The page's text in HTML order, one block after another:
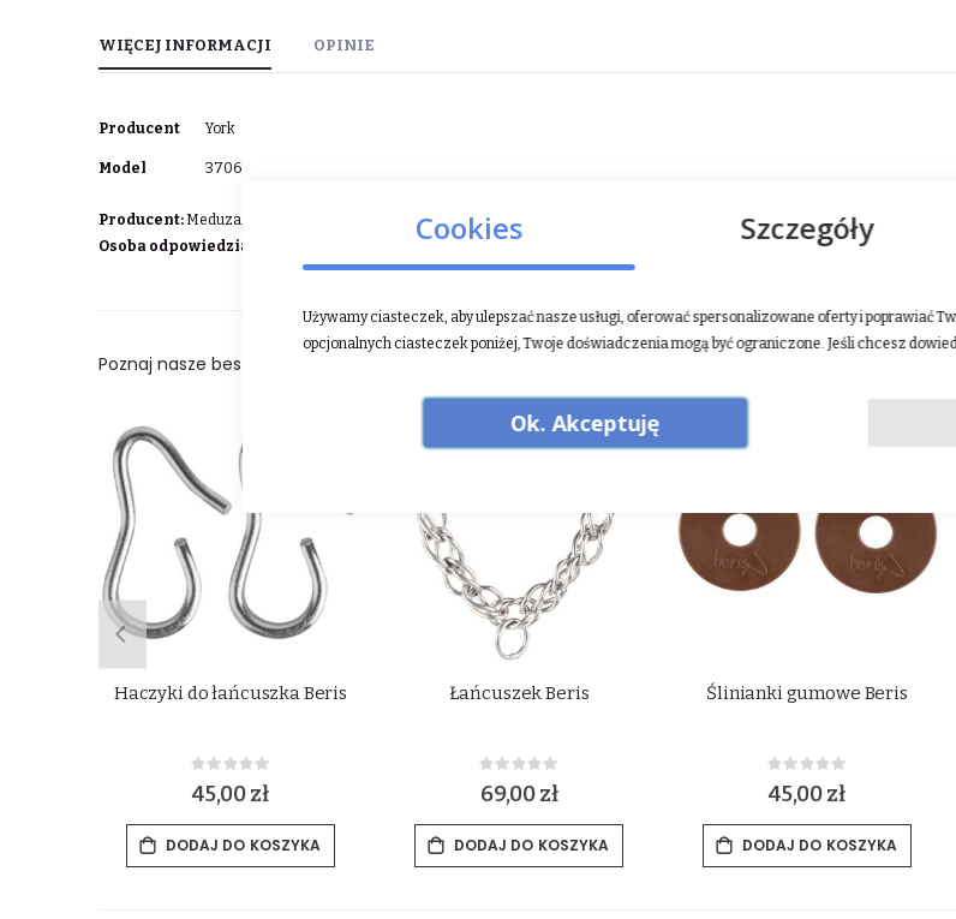
WIĘCEJ INFORMACJI
Więcej
Producent York
Model 3706
OPINIE
Producent: Meduza, ul. Sosnowa 6E, Szczecin 71-468, jezdziectwo@yorkpolska.pl
Osoba odpowiedzialna w UE:
Poznaj nasze bestsellery:
Haczyki do łańcuszka Beris
Rating:
0%
45,00 zł
DODAJ DO KOSZYKA
Łańcuszek Beris
Rating:
0%
69,00 zł
DODAJ DO KOSZYKA
Ślinianki gumowe Beris
Rating:
0%
45,00 zł
DODAJ DO KOSZYKA
Cookies Szczegóły
Używamy ciasteczek, aby ulepszać nasze usługi, oferować spersonalizowane oferty i poprawiać
opcjonalnych ciasteczek poniżej, Twoje doświadczenia mogą być ograniczone. Jeśli chcesz
Ok. Akceptuję